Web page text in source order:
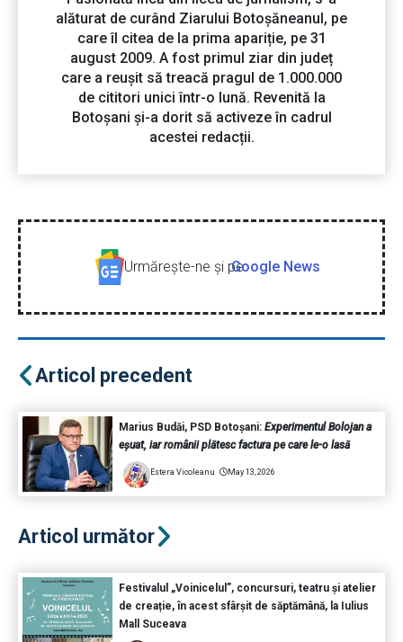
alăturat de curând Ziarului Botoșăneanul, pe
care îl citea de la prima apariție, pe 31
august 2009. A fost primul ziar din județ
care a reușit să treacă pragul de 1.000.000
de cititori unici într-o lună. Revenită la
Botoșani și-a dorit să activeze în cadrul
acestei redacții.
Urmăreşte-ne şi peGoogle News
Articol precedent
Marius Budăi, PSD Botoșani: Experimentul Bolojan a
eșuat, iar românii plătesc factura pe care le-o lasă
Estera Vicoleanu May 13, 2026
Articol următor
Festivalul „Voinicelul”, concursuri, teatru și atelier
de creație, în acest sfârșit de săptămână, la Iulius
Mall Suceava